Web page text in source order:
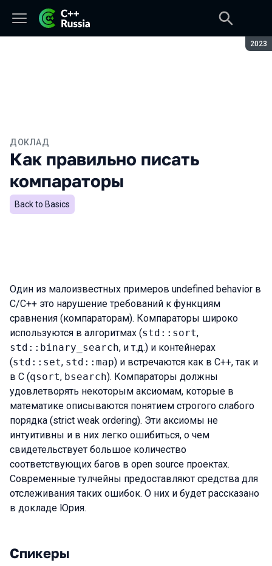
2023
ДОКЛАД
Как правильно писать
компараторы
Back to Basics
Один из малоизвестных примеров undefined behavior в
C/C++ это нарушение требований к функциям
сравнения (компараторам). Компараторы широко
используются в алгоритмах (std::sort,
std::binary_search, и т.д.) и контейнерах
(std::set, std::map) и встречаются как в C++, так и
в C (qsort, bsearch). Компараторы должны
удовлетворять некоторым аксиомам, которые в
математике описываются понятием строгого слабого
порядка (strict weak ordering). Эти аксиомы не
интуитивны и в них легко ошибиться, о чем
свидетельствует большое количество
соответствующих багов в open source проектах.
Современные тулчейны предоставляют средства для
отслеживания таких ошибок. О них и будет рассказано
в докладе Юрия.
Спикеры